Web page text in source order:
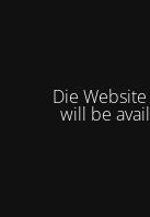
Die
will be